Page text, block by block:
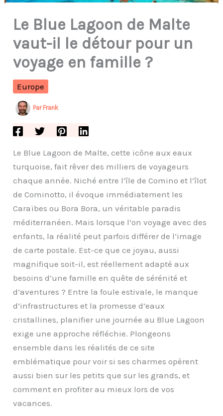
Le Blue Lagoon de Malte
vaut-il le détour pour un
voyage en famille ?
Europe
Par Frank
Le Blue Lagoon de Malte, cette icône aux eaux
turquoise, fait rêver des milliers de voyageurs
chaque année. Niché entre l’île de Comino et l’îlot
de Cominotto, il évoque immédiatement les
Caraïbes ou Bora Bora, un véritable paradis
méditerranéen. Mais lorsque l’on voyage avec des
enfants, la réalité peut parfois différer de l’image
de carte postale. Est-ce que ce joyau, aussi
magnifique soit-il, est réellement adapté aux
besoins d’une famille en quête de sérénité et
d’aventures ? Entre la foule estivale, le manque
d’infrastructures et la promesse d’eaux
cristallines, planifier une journée au Blue Lagoon
exige une approche réfléchie. Plongeons
ensemble dans les réalités de ce site
emblématique pour voir si ses charmes opèrent
aussi bien sur les petits que sur les grands, et
comment en profiter au mieux lors de vos
vacances.